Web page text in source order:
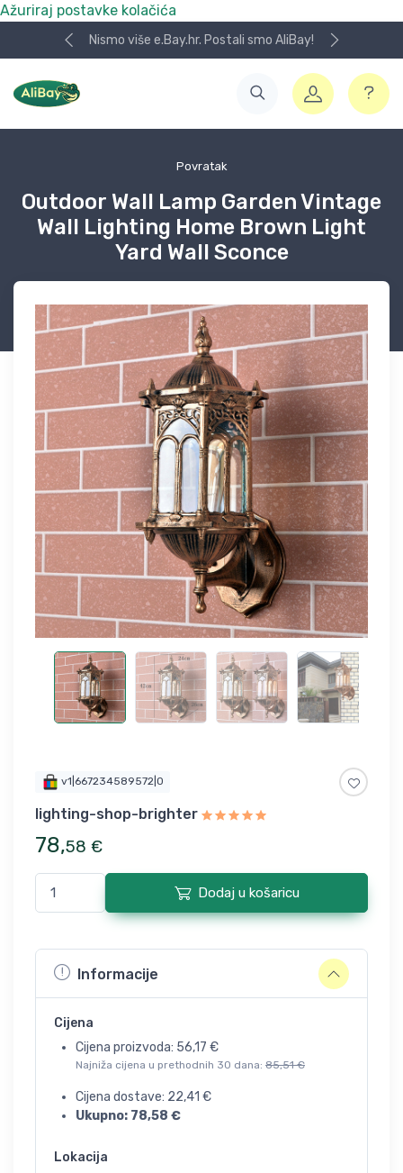
Ažuriraj postavke kolačića
Nismo više e.Bay.hr. Postali smo AliBay!
Povratak
Outdoor Wall Lamp Garden Vintage
Wall Lighting Home Brown Light
Yard Wall Sconce
v1|667234589572|0
lighting-shop-brighter
78,58 €
Dodaj u košaricu
Informacije
Cijena
Cijena proizvoda: 56,17 €
Najniža cijena u prethodnih 30 dana: 85,51 €
Cijena dostave: 22,41 €
Ukupno: 78,58 €
Lokacija